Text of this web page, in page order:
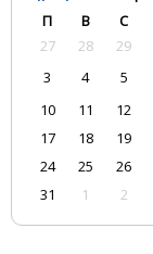
П
В С
27
28 29
3
4 5
10
11 12
17
18 19
24
25 26
31
1 2